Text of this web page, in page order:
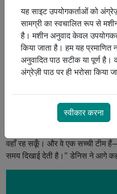
डेनिस नियमित रूप से किचनर स्थित
आना-जाना करती हैं, जहाँ वह हफ़्ते में
एक प्रतिस्पर्धी जिमनास्ट है, इसलिए
के लिए गाड़ी चलाकर जाती हैं।
"प्रोरेस्प हमेशा सुनिश्चित करता है
पास आवश्यक सभी चीज़ें मौजूद हों।
मुश्किल लग रहा था, इसलिए उन्होंने
कंसंट्रेटर लगाया। यह जानकर बहुत
वहाँ रह सकूँ। और वे एक सच्ची टीम
समय दिखाई देती है।" डेनिस ने आगे
यह साइट उपयोगकर्ताओं को
सामग्री का स्वचालित रूप से
है। मशीन अनुवाद केवल
किया जाता है। हम यह प्रमाणित
अनुवादित पाठ सटीक या पूर्ण
अंग्रेज़ी पाठ पर ही भरोसा किया
स्वीकार करना